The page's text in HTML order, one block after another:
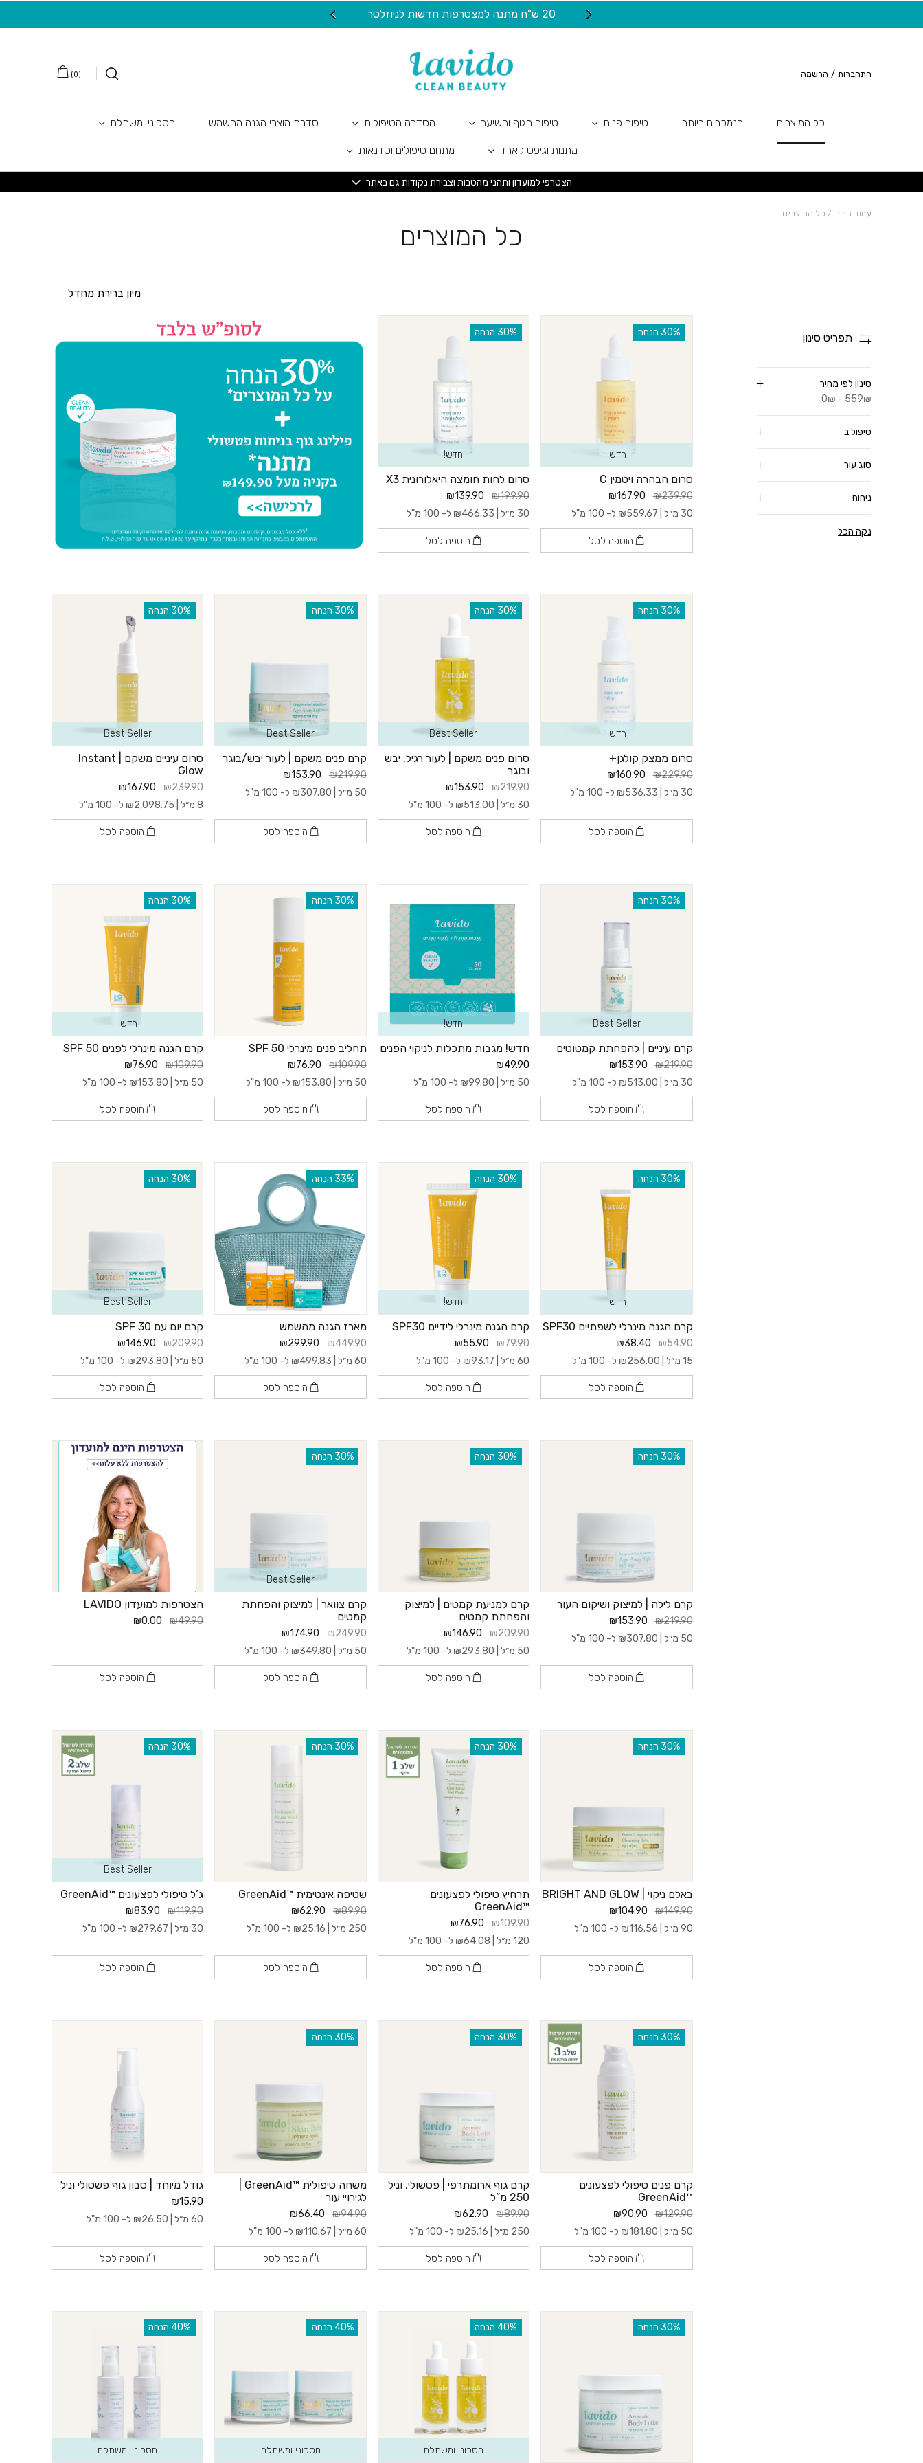
20 ש"ח מתנה למצטרפות חדשות לניוזלטר
(
0
) התחברות / הרשמה
כל המוצרים הנמכרים ביותר טיפוח פנים טיפוח הגוף והשיער הסדרה הטיפולית סדרת מוצרי הגנה מהשמש חסכוני ומשתלם
מתנות וגיפט קארד מתחם טיפולים וסדנאות
הצטרפי למועדון ותהני מהטבות וצבירת נקודות גם באתר
עמוד הבית / כל המוצרים
כל המוצרים
תפריט סינון
סינון לפי מחיר
0₪ - 559₪
טיפול ב
סוג עור
ניחוח
נקה הכל
‫30% הנחה
חדש!
סרום הבהרה ויטמין C
₪239.90
₪167.90
30 מ״ל |
₪559.67 ל- 100 מ"ל
הוספה לסל
‫30% הנחה
חדש!
סרום לחות חומצה היאלורונית X3
₪199.90
₪139.90
30 מ״ל |
₪466.33 ל- 100 מ"ל
הוספה לסל
‫30% הנחה
חדש!
סרום ממצק קולגן+
₪229.90
₪160.90
30 מ״ל |
₪536.33 ל- 100 מ"ל
הוספה לסל
‫30% הנחה
Best Seller
סרום פנים משקם | לעור רגיל, יבש
ובוגר
₪219.90
₪153.90
30 מ״ל |
₪513.00 ל- 100 מ"ל
הוספה לסל
‫30% הנחה
Best Seller
קרם פנים משקם | לעור יבש/בוגר
₪219.90
₪153.90
50 מ״ל |
₪307.80 ל- 100 מ"ל
הוספה לסל
‫30% הנחה
Best Seller
סרום עיניים משקם | Instant
Glow
₪239.90
₪167.90
8 מ״ל |
₪2,098.75 ל- 100 מ"ל
הוספה לסל
‫30% הנחה
Best Seller
קרם עיניים | להפחתת קמטוטים
₪219.90
₪153.90
30 מ״ל |
₪513.00 ל- 100 מ"ל
הוספה לסל
חדש!
חדש! מגבות מתכלות לניקוי הפנים
₪49.90
50 מ״ל |
₪99.80 ל- 100 מ"ל
הוספה לסל
‫30% הנחה
תחליב פנים מינרלי SPF 50
₪109.90
₪76.90
50 מ״ל |
₪153.80 ל- 100 מ"ל
הוספה לסל
‫30% הנחה
חדש!
קרם הגנה מינרלי לפנים SPF 50
₪109.90
₪76.90
50 מ״ל |
₪153.80 ל- 100 מ"ל
הוספה לסל
‫30% הנחה
חדש!
קרם הגנה מינרלי לשפתיים SPF30
₪54.90
₪38.40
15 מ״ל |
₪256.00 ל- 100 מ"ל
הוספה לסל
‫30% הנחה
חדש!
קרם הגנה מינרלי לידיים SPF30
₪79.90
₪55.90
60 מ״ל |
₪93.17 ל- 100 מ"ל
הוספה לסל
‫33% הנחה
מארז הגנה מהשמש
₪449.90
₪299.90
60 מ״ל |
₪499.83 ל- 100 מ"ל
הוספה לסל
‫30% הנחה
Best Seller
קרם יום עם 30 SPF
₪209.90
₪146.90
50 מ״ל |
₪293.80 ל- 100 מ"ל
הוספה לסל
‫30% הנחה
קרם לילה | למיצוק ושיקום העור
₪219.90
₪153.90
50 מ״ל |
₪307.80 ל- 100 מ"ל
הוספה לסל
‫30% הנחה
קרם למניעת קמטים | למיצוק
והפחתת קמטים
₪209.90
₪146.90
50 מ״ל |
₪293.80 ל- 100 מ"ל
הוספה לסל
‫30% הנחה
Best Seller
קרם צוואר | למיצוק והפחתת
קמטים
₪249.90
₪174.90
50 מ״ל |
₪349.80 ל- 100 מ"ל
הוספה לסל
הצטרפות למועדון LAVIDO
₪49.90
₪0.00
הוספה לסל
‫30% הנחה
באלם ניקוי | BRIGHT AND GLOW
₪149.90
₪104.90
90 מ״ל |
₪116.56 ל- 100 מ"ל
הוספה לסל
‫30% הנחה
תרחיץ טיפולי לפצעונים
™GreenAid
₪109.90
₪76.90
120 מ״ל |
₪64.08 ל- 100 מ"ל
הוספה לסל
‫30% הנחה
שטיפה אינטימית ™GreenAid
₪89.90
₪62.90
250 מ״ל |
₪25.16 ל- 100 מ"ל
הוספה לסל
‫30% הנחה
Best Seller
ג’ל טיפולי לפצעונים ™GreenAid
₪119.90
₪83.90
30 מ״ל |
₪279.67 ל- 100 מ"ל
הוספה לסל
‫30% הנחה
קרם פנים טיפולי לפצעונים
™GreenAid
₪129.90
₪90.90
50 מ״ל |
₪181.80 ל- 100 מ"ל
הוספה לסל
‫30% הנחה
קרם גוף ארומתרפי | פטשולי, וניל
250 מ”ל
₪89.90
₪62.90
250 מ״ל |
₪25.16 ל- 100 מ"ל
הוספה לסל
‫30% הנחה
לגירויי עור
₪94.90
₪66.40
60 מ״ל |
₪110.67 ל- 100 מ"ל
הוספה לסל
גודל מיוחד | סבון גוף פשטולי וניל
₪15.90
60 מ״ל |
₪26.50 ל- 100 מ"ל
הוספה לסל
‫30% הנחה ‫40% הנחה
חסכוני ומשתלם
‫40% הנחה
חסכוני ומשתלם
‫40% הנחה
חסכוני ומשתלם